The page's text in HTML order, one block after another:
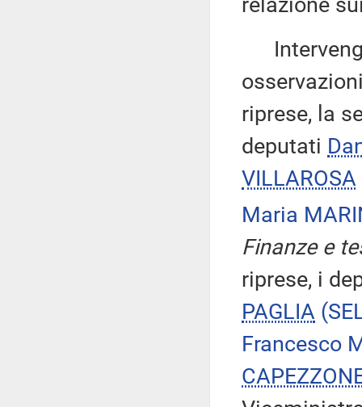
riprese, la
deputati
VILLAROSA
Maria
Finanze e
riprese, i
PAGLIA
Francesco